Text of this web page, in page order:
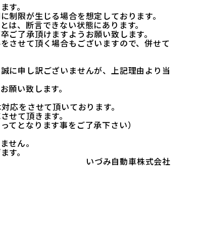
す。
限が生じる場合を想定しております。
、断言できない状態にあります。
了承頂けますようお願い致します。
せて頂く場合もございますので、併せて
申し訳ございませんが、上記理由より当
い致します。
をさせて頂いております。
て頂きます。
となります事をご了承下さい）
せん。
す。
いづみ自動車株式会社